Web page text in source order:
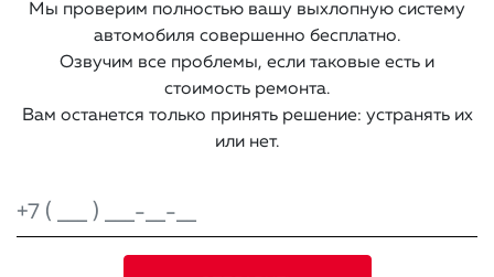
Мы проверим полностью вашу выхлопную систему
автомобиля совершенно бесплатно.
Озвучим все проблемы, если таковые есть и
стоимость ремонта.
Вам останется только принять решение: устранять их
или нет.